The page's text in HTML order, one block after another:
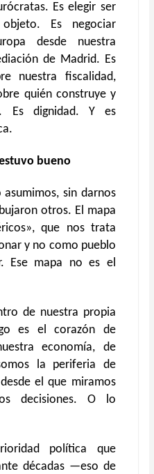
Es elegir ser
Es negociar
desde nuestra
de Madrid. Es
nuestra fiscalidad,
quién construye y
Es dignidad. Y es
bueno
sin darnos
otros. El mapa
que nos trata
y no como pueblo
Ese mapa no es el
de nuestra propia
es el corazón de
economía, de
la periferia de
el que miramos
decisiones. O lo
política que
décadas —eso de